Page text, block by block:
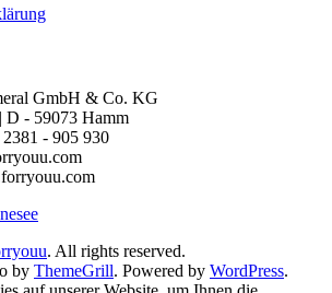
GmbH & Co. KG
D - 59073 Hamm
- 905 930
. All rights reserved.
by ThemeGrill. Powered by WordPress.